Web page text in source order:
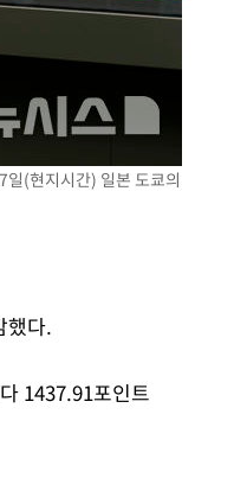
(현지시간) 일본 도쿄의
했다.
1437.91포인트